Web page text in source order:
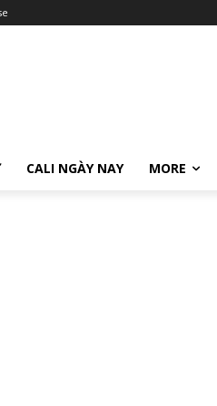
CALI NGÀY NAY MORE